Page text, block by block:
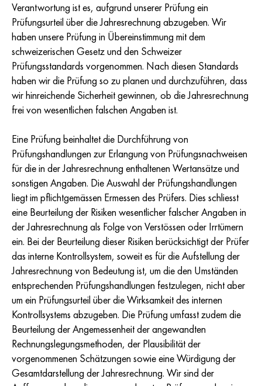
Verantwortung ist es, aufgrund unserer Prüfung ein
Prüfungsurteil über die Jahresrechnung abzugeben. Wir
haben unsere Prüfung in Übereinstimmung mit dem
schweizerischen Gesetz und den Schweizer
Prüfungsstandards vorgenommen. Nach diesen Standards
haben wir die Prüfung so zu planen und durchzuführen, dass
wir hinreichende Sicherheit gewinnen, ob die Jahresrechnung
frei von wesentlichen falschen Angaben ist.
Eine Prüfung beinhaltet die Durchführung von
Prüfungshandlungen zur Erlangung von Prüfungsnachweisen
für die in der Jahresrechnung enthaltenen Wertansätze und
sonstigen Angaben. Die Auswahl der Prüfungshandlungen
liegt im pflichtgemässen Ermessen des Prüfers. Dies schliesst
eine Beurteilung der Risiken wesentlicher falscher Angaben in
der Jahresrechnung als Folge von Verstössen oder Irrtümern
ein. Bei der Beurteilung dieser Risiken berücksichtigt der Prüfer
das interne Kontrollsystem, soweit es für die Aufstellung der
Jahresrechnung von Bedeutung ist, um die den Umständen
entsprechenden Prüfungshandlungen festzulegen, nicht aber
um ein Prüfungsurteil über die Wirksamkeit des internen
Kontrollsystems abzugeben. Die Prüfung umfasst zudem die
Beurteilung der Angemessenheit der angewandten
Rechnungslegungsmethoden, der Plausibilität der
vorgenommenen Schätzungen sowie eine Würdigung der
Gesamtdarstellung der Jahresrechnung. Wir sind der